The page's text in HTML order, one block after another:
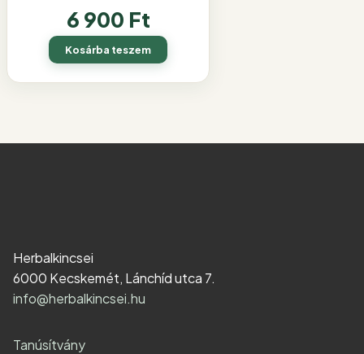
6 900 Ft
Kosárba teszem
Herbalkincsei
6000 Kecskemét, Lánchíd utca 7.
info@herbalkincsei.hu
Tanúsítvány